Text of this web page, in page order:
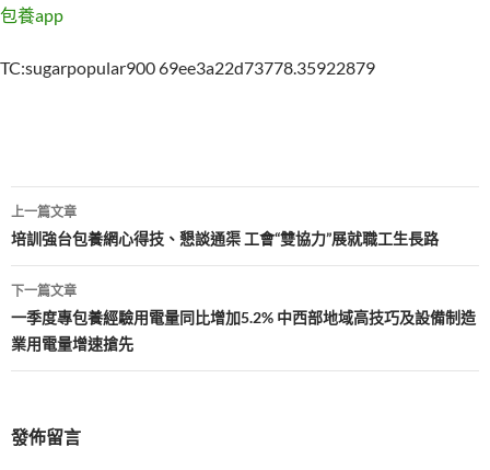
包養app
TC:sugarpopular900 69ee3a22d73778.35922879
文
章
導
覽
上一篇文章
培訓強台包養網心得技、懇談通渠 工會“雙協力”展就職工生長路
下一篇文章
一季度專包養經驗用電量同比增加5.2% 中西部地域高技巧及設備制造
業用電量增速搶先
發佈留言